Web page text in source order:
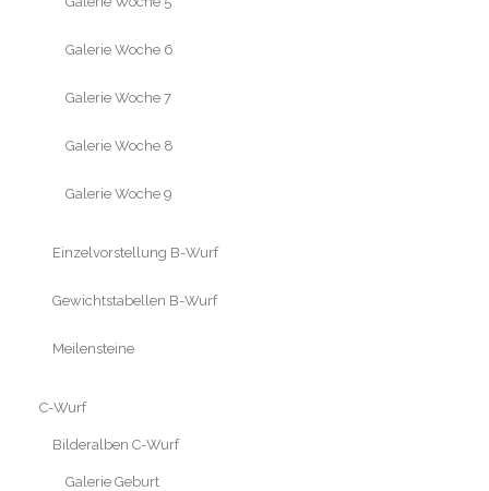
Galerie Woche 6
Galerie Woche 7
Galerie Woche 8
Galerie Woche 9
Einzelvorstellung B-Wurf
Gewichtstabellen B-Wurf
Meilensteine
C-Wurf
Bilderalben C-Wurf
Galerie Geburt